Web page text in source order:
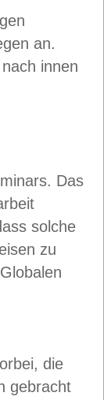
an.
innen
Das
solche
zu
die
gebracht